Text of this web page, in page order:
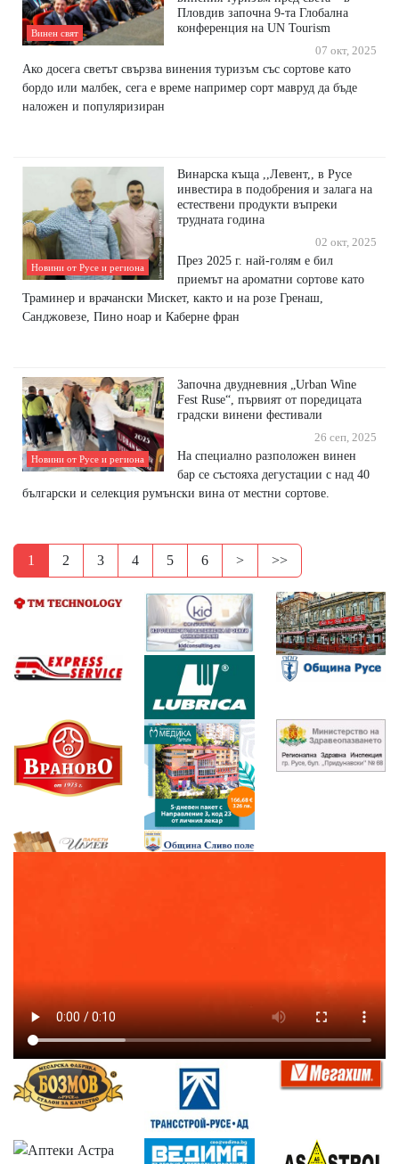
Винен свят
Пловдив започна 9-та Глобална
конференция на UN Tourism
07 окт, 2025
Ако досега светът свързва винения туризъм със сортове като
бордо или малбек, сега е време например сорт мавруд да бъде
наложен и популяризиран
Новини от Русе и региона
Винарска къща ,,Левент,, в Русе
инвестира в подобрения и залага на
естествени продукти въпреки
трудната година
02 окт, 2025
През 2025 г. най-голям е бил
приемът на ароматни сортове като
Траминер и врачански Мискет, както и на розе Гренаш,
Санджовезе, Пино ноар и Каберне фран
Новини от Русе и региона
Започна двудневния „Urban Wine
Fest Ruse“, първият от поредицата
градски винени фестивали
26 сеп, 2025
На специално разположен винен
бар се състояха дегустации с над 40
български и селекция румънски вина от местни сортове.
1 2 3 4 5 6 > >>